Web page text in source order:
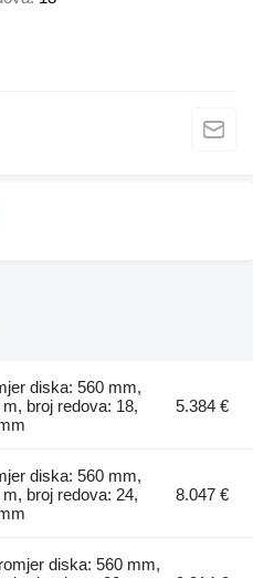
diska: 560 mm,
broj redova: 18,
5.384 €
diska: 560 mm,
broj redova: 24,
8.047 €
diska: 560 mm,